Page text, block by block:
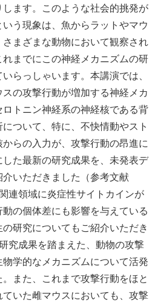
ます。このような社会的挑発が
う現象は、魚からラットやマウ
まざまな動物において観察され
までにこの神経メカニズムの研
らっしゃいます。本講演では、
の攻撃行動が増加する神経メカ
トニン神経系の神経核である背
ついて、特に、不快情動やスト
らの入力が、攻撃行動の昂進に
た最新の研究成果を、未発表デ
いただきました（参考文献
連領域に炎症性サイトカインが
の個体差にも影響を与えている
研究についてもご紹介いただき
究成果を踏まえた、動物の攻撃
学的なメカニズムについて活発
また、これまで攻撃行動をほと
いた雌マウスにおいても、攻撃